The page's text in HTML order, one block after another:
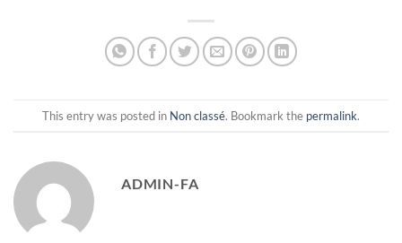
This entry was posted in Non classé. Bookmark the permalink.
ADMIN-FA